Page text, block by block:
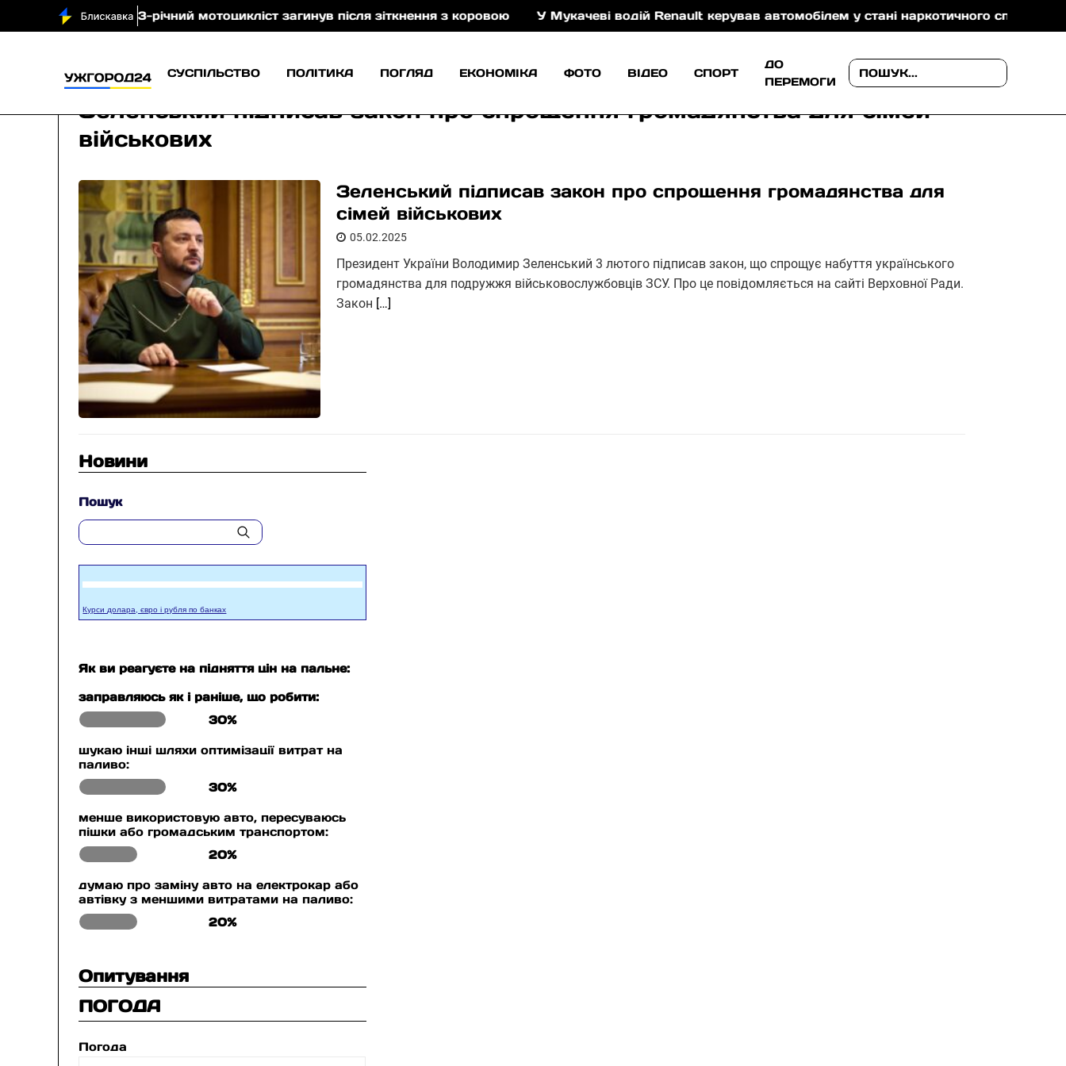
43-річний мотоцикліст загинув після зіткнення з коровою У Мукачеві водій Renault керував автомобілем у стані наркотичного сп’яніння
СУСПІЛЬСТВО ПОЛІТИКА ПОГЛЯД ЕКОНОМІКА ФОТО ВІДЕО СПОРТ
ДО
ПЕРЕМОГИ
Зеленський підписав закон про спрощення громадянства для сімей
військових
Зеленський підписав закон про спрощення громадянства для
сімей військових
05.02.2025
Президент України Володимир Зеленський 3 лютого підписав закон, що спрощує набуття українського
громадянства для подружжя військовослужбовців ЗСУ. Про це повідомляється на сайті Верховної Ради.
Закон […]
Новини
Пошук
Курси долара, євро і рубля по банках
Як ви реагуєте на підняття цін на пальне:
заправляюсь як і раніше, що робити:
30%
шукаю інші шляхи оптимізації витрат на
паливо:
30%
менше використовую авто, пересуваюсь
пішки або громадським транспортом:
20%
думаю про заміну авто на електрокар або
автівку з меншими витратами на паливо:
20%
Опитування
ПОГОДА
Погода